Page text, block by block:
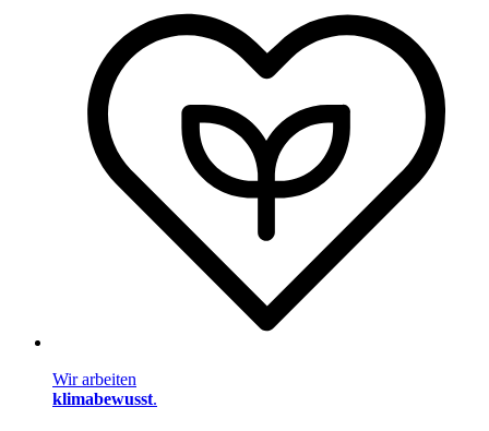
Wir arbeiten
klimabewusst.